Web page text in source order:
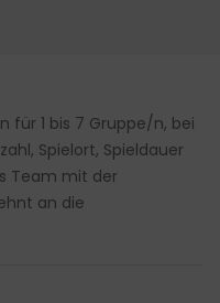
für 1 bis 7 Gruppe/n, bei
Spielort, Spieldauer
Team mit der
an die